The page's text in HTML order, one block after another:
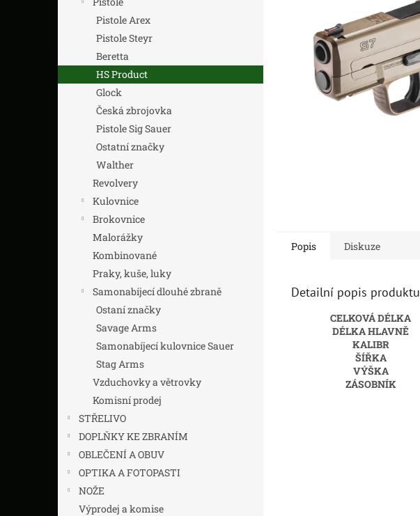
n
e
Pistole Arex
Pistole Steyr
Beretta
HS Product
Glock
Česká zbrojovka
Pistole Sig Sauer
Ostatní značky
Walther
Revolvery
Kulovnice
Brokovnice
Malorážky
Kombinované
Praky, kuše, luky
Samonabíjecí dlouhé zbraně
Ostaní značky
Savage Arms
Samonabíjecí kulovnice Sauer
Stag Arms
Vzduchovky a větrovky
Komisní prodej
STŘELIVO
DOPLŇKY KE ZBRANÍM
OBLEČENÍ A OBUV
OPTIKA A FOTOPASTI
NOŽE
Výprodej a komise
hvězdiček.
Popis Diskuze
Detailní popis produktu
CELKOVÁ DÉLKA
DÉLKA HLAVNĚ
KALIBR
ŠÍŘKA
VÝŠKA
ZÁSOBNÍK